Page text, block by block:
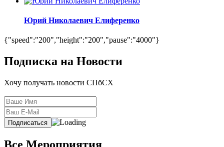
Юрий Николаевич Елиференко
{"speed":"200","height":"200","pause":"4000"}
Подписка на Новости
Хочу получать новости СПбСХ